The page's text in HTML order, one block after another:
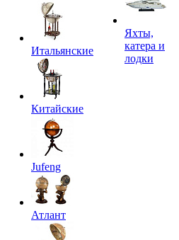
Итальянские
Китайские
Jufeng
Атлант
Яхты,
катера и
лодки